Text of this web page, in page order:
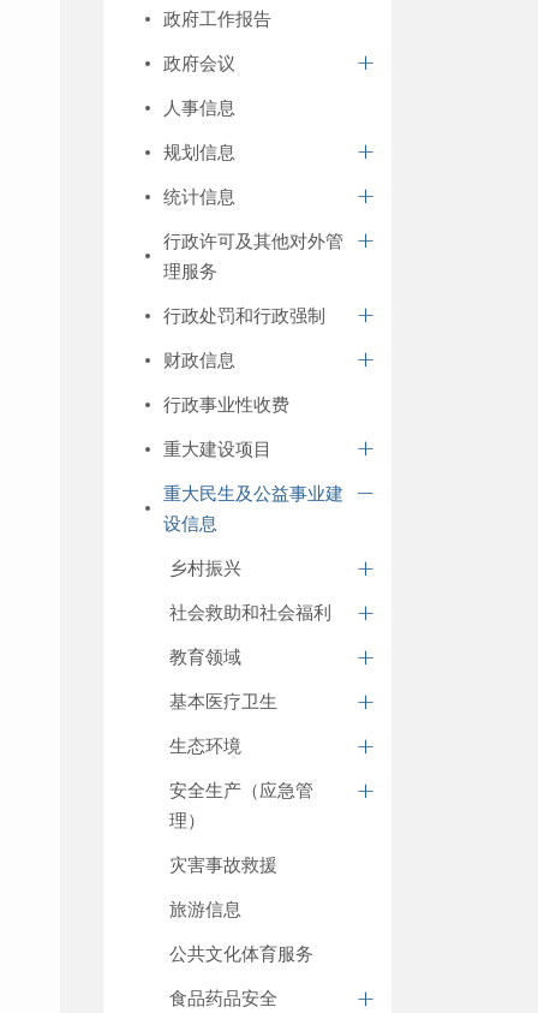
政府工作报告
政府会议
人事信息
规划信息
统计信息
行政许可及其他对外管
理服务
行政处罚和行政强制
财政信息
行政事业性收费
重大建设项目
重大民生及公益事业建
设信息
乡村振兴
社会救助和社会福利
教育领域
基本医疗卫生
生态环境
安全生产（应急管
理）
灾害事故救援
旅游信息
公共文化体育服务
食品药品安全